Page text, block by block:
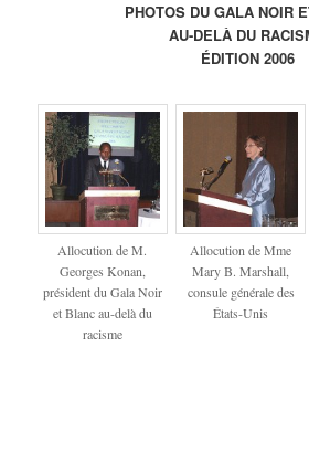
PHOTOS DU GALA NOIR
AU-DELÀ DU
ÉDITION 2006
Allocution de M.
Georges Konan,
président du Gala Noir
et Blanc au-delà du
racisme
Allocution de Mme
Mary B. Marshall,
consule générale des
États-Unis